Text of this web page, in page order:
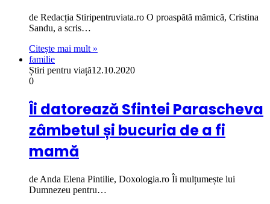
de Redacția Stiripentruviata.ro O proaspătă mămică, Cristina
Sandu, a scris…
Citește mai mult »
familie
Știri pentru viață12.10.2020
0
Îi datorează Sfintei Parascheva
zâmbetul și bucuria de a fi
mamă
de Anda Elena Pintilie, Doxologia.ro Îi mulțumește lui
Dumnezeu pentru…